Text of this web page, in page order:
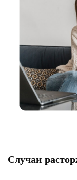
Случаи